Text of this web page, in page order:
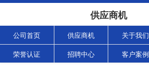
供应商机
公司首页 供应商机 关于我们
荣誉认证 招聘中心 客户案例